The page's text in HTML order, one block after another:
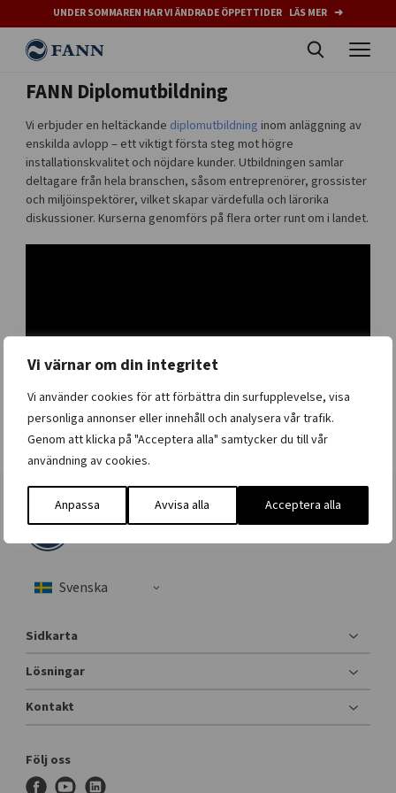
Vi värnar om din integritet
Vi använder cookies för att förbättra din surfupplevelse, visa
personliga annonser eller innehåll och analysera vår trafik.
Genom att klicka på "Acceptera alla" samtycker du till vår
användning av cookies.
Anpassa Avvisa alla Acceptera alla
UNDER SOMMAREN HAR VI ÄNDRADE ÖPPETTIDER LÄS MER ➜
FANN Diplomutbildning
Vi erbjuder en heltäckande diplomutbildning inom anläggning av
enskilda avlopp – ett viktigt första steg mot högre
installationskvalitet och nöjdare kunder. Utbildningen samlar
deltagare från hela branschen, såsom entreprenörer, grossister
och miljöinspektörer, vilket skapar värdefulla och lärorika
diskussioner. Kurserna genomförs på flera orter runt om i landet.
Sidkarta
Lösningar
Kontakt
Följ oss